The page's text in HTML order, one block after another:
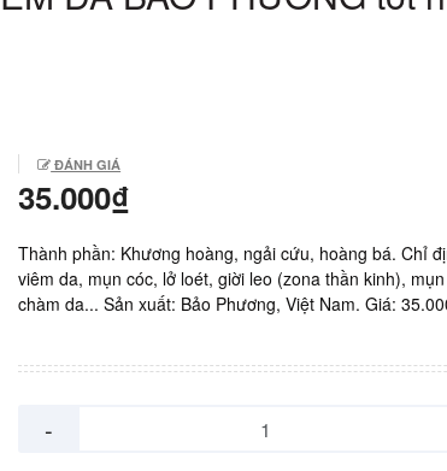
ĐÁNH GIÁ
35.000₫
Thành phần: Khương hoàng, ngải cứu, hoàng bá. Chỉ
viêm da, mụn cóc, lở loét, giời leo (zona thần kinh),
chàm da... Sản xuất: Bảo Phương, Việt Nam. Giá:
-